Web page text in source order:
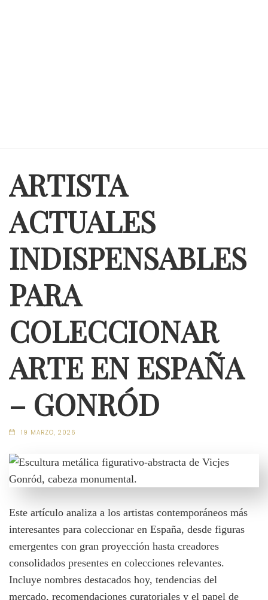
ARTISTA
ACTUALES
INDISPENSABLES
PARA
COLECCIONAR
ARTE EN ESPAÑA
– GONRÓD
19 MARZO, 2026
Este artículo analiza a los artistas contemporáneos más
interesantes para coleccionar en España, desde figuras
emergentes con gran proyección hasta creadores
consolidados presentes en colecciones relevantes.
Incluye nombres destacados hoy, tendencias del
mercado, recomendaciones curatoriales y el papel de